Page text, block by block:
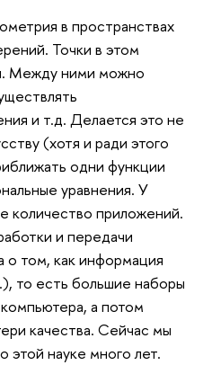
в пространствах
Точки в этом
Между ними можно
и т.д. Делается это не
(хотя и ради этого
одни функции
уравнения. У
количество приложений.
и передачи
том, как информация
то есть большие наборы
а потом
качества. Сейчас мы
этой науке много лет.